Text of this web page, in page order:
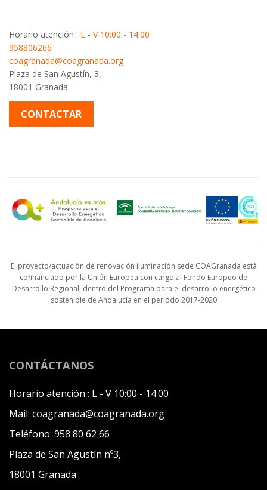
Horario atención : L - V 10:00 - 14:00
958806266
coagranada@coagranada.org
Plaza de San Agustín, 3,
18001 Granada
CONTACTAR
El proyecto/actuación de renovación iluminación sede COAGranada está
cofinanciado por la Unión Europea con cargo al Fondo Europeo de
Desarrollo Regional, dentro del Programa para el desarrollo energético
sostenible de Andalucía en el período 2017-2020
CONTÁCTANOS
Horario atención : L - V 10:00 - 14:00
Mail: coagranada@coagranada.org
Teléfono: 958 80 62 66
Plaza de San Agustín nº3,
18001 Granada